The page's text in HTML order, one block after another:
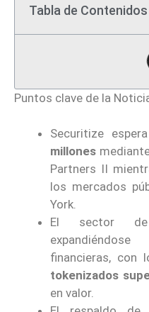
Tabla de Contenidos
Puntos clave de la
Securitize
millones
Partners II
los mercados
York.
El sector de
financieras, con
tokenizados
en valor.